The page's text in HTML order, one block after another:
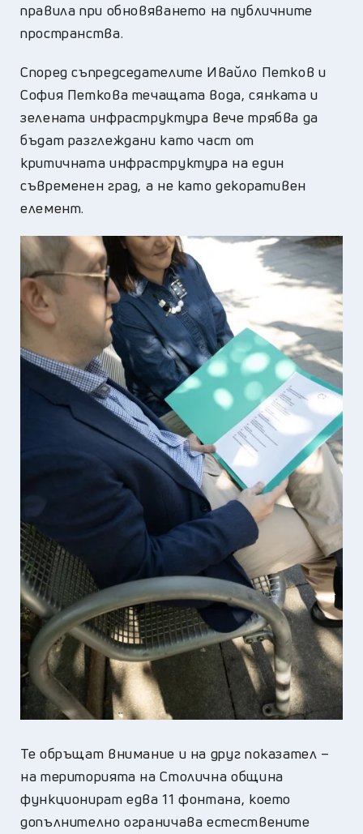
правила при обновяването на публичните
пространства.
Според съпредседателите Ивайло Петков и
София Петкова течащата вода, сянката и
зелената инфраструктура вече трябва да
бъдат разглеждани като част от
критичната инфраструктура на един
съвременен град, а не като декоративен
елемент.
Те обръщат внимание и на друг показател –
на територията на Столична община
функционират едва 11 фонтана, което
допълнително ограничава естествените